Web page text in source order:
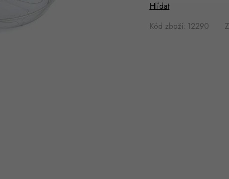
Kód zboží: 12290
Hlídat